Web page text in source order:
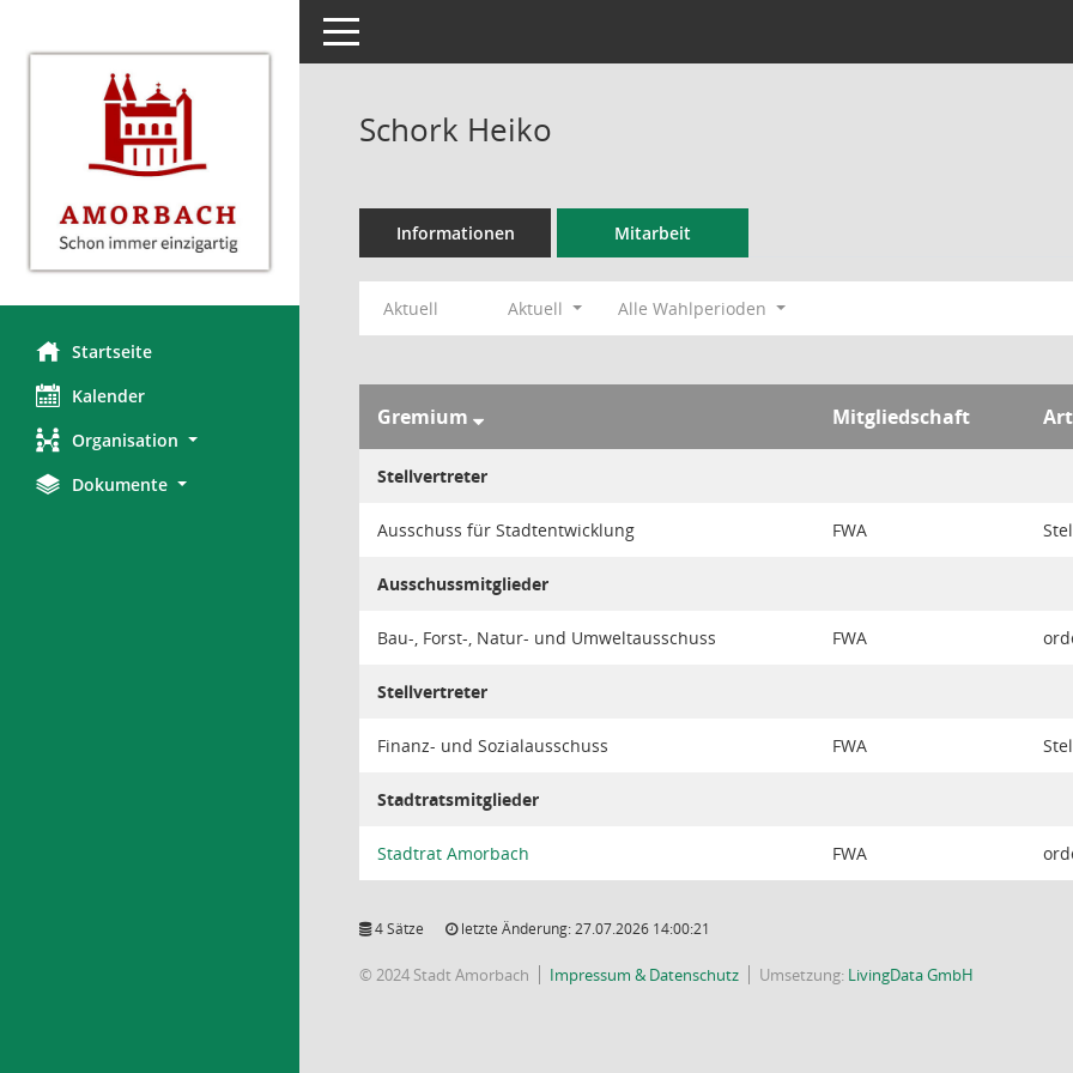
Startseite
Kalender
Organisation
Dokumente
Toggle navigation
Schork Heiko
Informationen Mitarbeit
Aktuell Aktuell Alle Wahlperioden
Gremium Mitgliedschaft
Stellvertreter
Ausschuss für Stadtentwicklung FWA
Ausschussmitglieder
Bau-, Forst-, Natur- und Umweltausschuss FWA
Stellvertreter
Finanz- und Sozialausschuss FWA
Stadtratsmitglieder
Stadtrat Amorbach FWA
4 Sätze letzte Änderung: 27.07.2026 14:00:21
© 2024 Stadt Amorbach Impressum & Datenschutz Umsetzung: LivingData GmbH